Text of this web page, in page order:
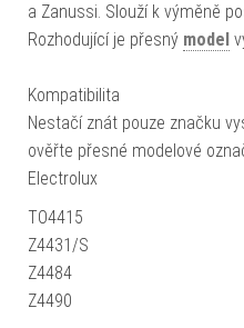
a Zanussi. Slouží k výměně
Rozhodující je přesný model
Kompatibilita
Nestačí znát pouze značku
ověřte přesné modelové
Electrolux
TO4415
Z4431/S
Z4484
Z4490